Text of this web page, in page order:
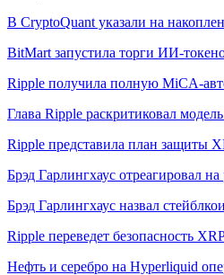
В CryptoQuant указали на
BitMart запустила торги ИИ-
Ripple получила полную MiCA-
Глава Ripple раскритиковал
Ripple представила план защиты
Брэд Гарлингхаус отреагировал
Брэд Гарлингхаус назвал
Ripple переведет безопасность
Нефть и серебро на Hyperliquid